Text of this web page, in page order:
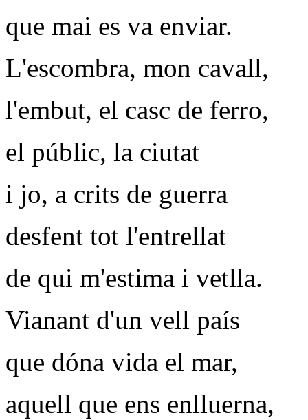
que mai es va enviar.
L'escombra, mon cavall,
l'embut, el casc de ferro,
el públic, la ciutat
i jo, a crits de guerra
desfent tot l'entrellat
de qui m'estima i vetlla.
Vianant d'un vell país
que dóna vida el mar,
aquell que ens enlluerna,